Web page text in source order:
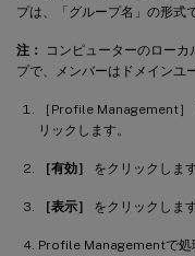
プは、「グループ名」の形式
注：
コンピューターのロー
プで、メンバーはドメインユ
［Profile Management］
リックします。
［有効］ をクリックします
［表示］ をクリックします
Profile Managementで処